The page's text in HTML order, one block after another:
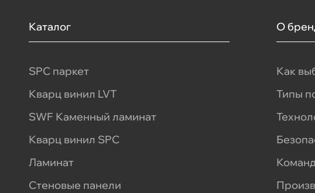
Каталог
SPC паркет
Кварц винил LVT
SWF Каменный ламинат
Кварц винил SPC
Ламинат
Стеновые панели
О
Как
Типы